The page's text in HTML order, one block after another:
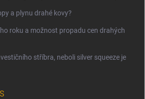
a plynu drahé kovy?
roku a možnost propadu cen drahých
stříbra, neboli silver squeeze je